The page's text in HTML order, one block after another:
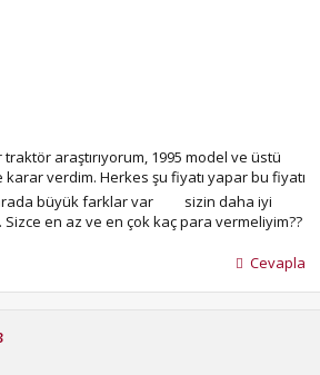
araştırıyorum, 1995 model ve üstü
karar verdim. Herkes şu fiyatı yapar bu fiyatı
büyük farklar var
sizin daha iyi
en az ve en çok kaç para vermeliyim??
Cevapla